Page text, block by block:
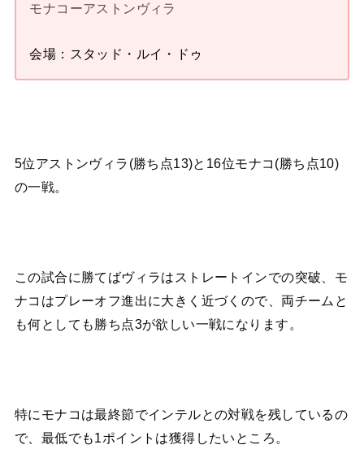
モナコーアストンヴィラ
会場：スタッド・ルイ・ドゥ
5位アストンヴィラ(勝ち点13)と16位モナコ(勝ち点10)
の一戦。
この試合に勝てばヴィラはストレートインでの突破、モ
ナコはプレーオフ進出に大きく近づくので、両チームと
も何としても勝ち点3が欲しい一戦になります。
特にモナコは最終節でインテルとの対戦を残しているの
で、最低でも1ポイントは獲得したいところ。